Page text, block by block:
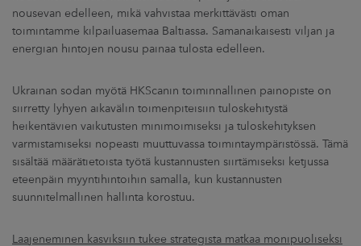
nousevan edelleen, mikä vahvistaa merkittävästi oman
toimintamme kilpailuasemaa Baltiassa. Samanaikaisesti viljan ja
energian hintojen nousu painaa tulosta edelleen.
Ukrainan sodan myötä HKScanin toiminnallinen painopiste on
siirretty lyhyen aikavälin toimenpiteisiin tuloskehitystä
heikentävien vaikutusten minimoimiseksi ja tuloskehityksen
varmistamiseksi nopeasti muuttuvassa toimintaympäristössä. Tämä
sisältää määrätietoista työtä kustannusten siirtämiseksi ketjussa
eteenpäin myyntihintoihin samalla, kun kustannusten
suunnitelmallinen hallinta korostuu.
Laajeneminen kasviksiin tukee strategista matkaa monipuoliseksi